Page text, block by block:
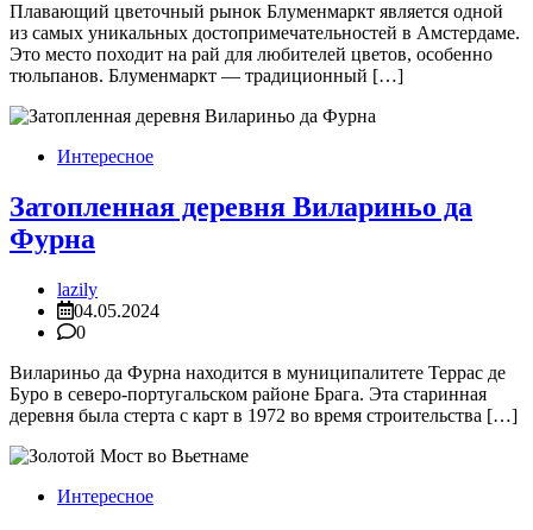
Плавающий цветочный рынок Блуменмаркт является одной
из самых уникальных достопримечательностей в Амстердаме.
Это место походит на рай для любителей цветов, особенно
тюльпанов. Блуменмаркт — традиционный […]
Интересное
Затопленная деревня Вилариньо да
Фурна
lazily
04.05.2024
0
Вилариньо да Фурна находится в муниципалитете Террас де
Буро в северо-португальском районе Брага. Эта старинная
деревня была стерта с карт в 1972 во время строительства […]
Интересное